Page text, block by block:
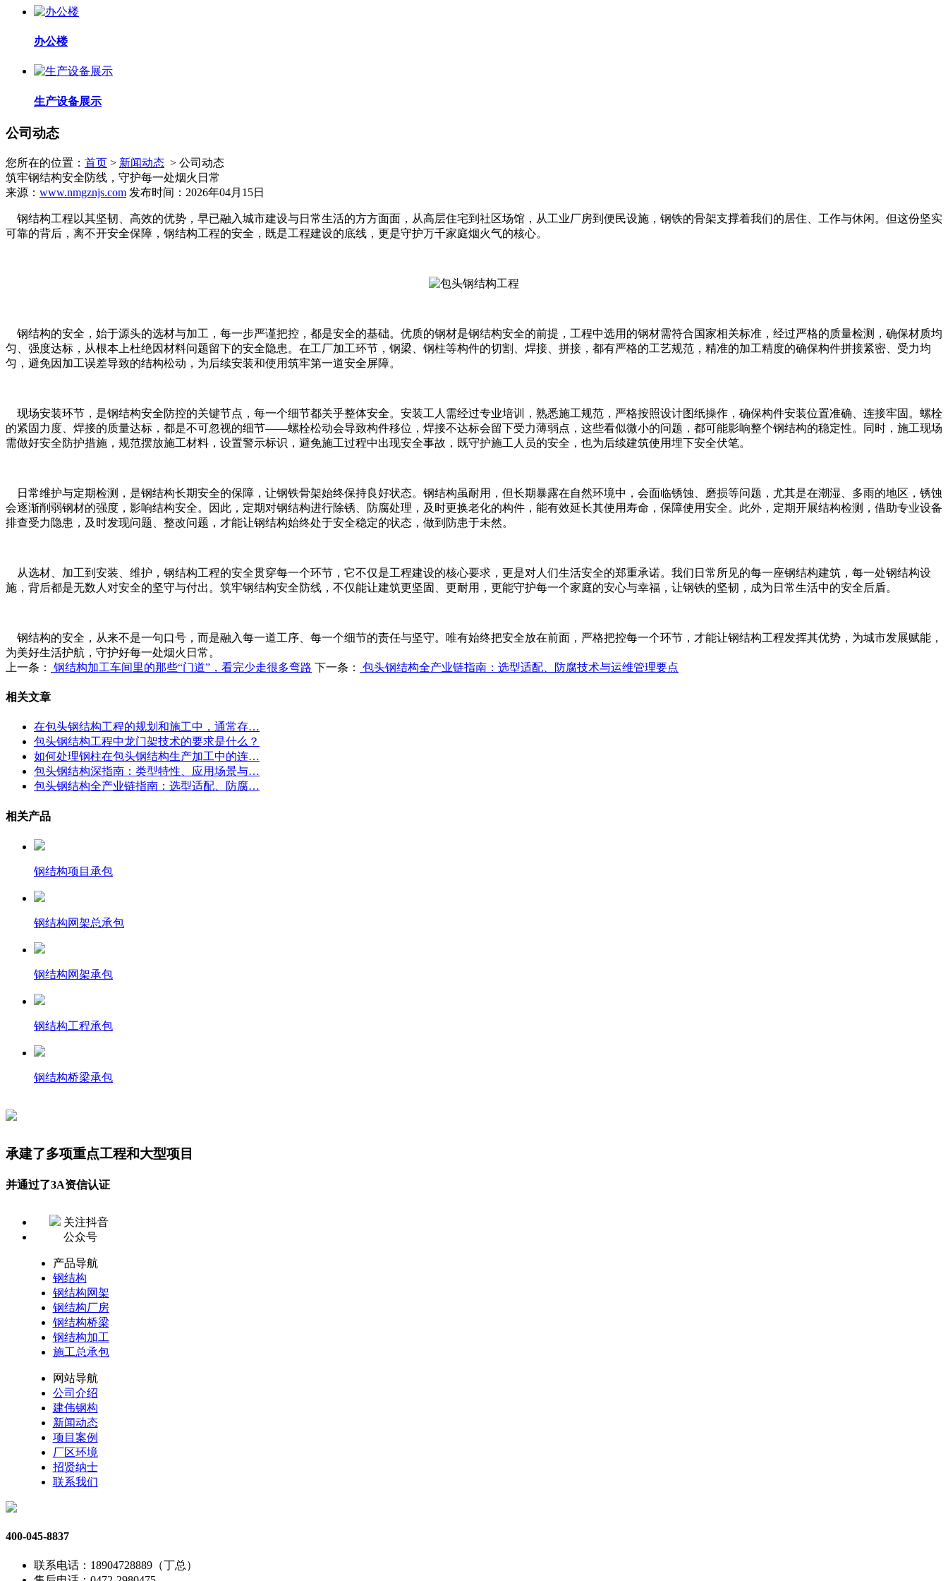
办公楼
生产设备展示
公司动态
您所在的位置： 首页 > 新闻动态 > 公司动态
筑牢钢结构安全防线，守护每一处烟火日常
来源： www.nmgznjs.com 发布时间：2026年04月15日
钢结构工程以其坚韧、高效的优势，早已融入城市建设与日常生活的方方面面，从高层住宅到社区场馆，从工业厂房到便民设施，钢铁的骨架支撑着我们的居住、工作与休闲。但这份坚实
可靠的背后，离不开安全保障，钢结构工程的安全，既是工程建设的底线，更是守护万千家庭烟火气的核心。
钢结构的安全，始于源头的选材与加工，每一步严谨把控，都是安全的基础。优质的钢材是钢结构安全的前提，工程中选用的钢材需符合国家相关标准，经过严格的质量检测，确保材质均
匀、强度达标，从根本上杜绝因材料问题留下的安全隐患。在工厂加工环节，钢梁、钢柱等构件的切割、焊接、拼接，都有严格的工艺规范，精准的加工精度的确保构件拼接紧密、受力均
匀，避免因加工误差导致的结构松动，为后续安装和使用筑牢第一道安全屏障。
现场安装环节，是钢结构安全防控的关键节点，每一个细节都关乎整体安全。安装工人需经过专业培训，熟悉施工规范，严格按照设计图纸操作，确保构件安装位置准确、连接牢固。螺栓
的紧固力度、焊接的质量达标，都是不可忽视的细节——螺栓松动会导致构件移位，焊接不达标会留下受力薄弱点，这些看似微小的问题，都可能影响整个钢结构的稳定性。同时，施工现场
需做好安全防护措施，规范摆放施工材料，设置警示标识，避免施工过程中出现安全事故，既守护施工人员的安全，也为后续建筑使用埋下安全伏笔。
日常维护与定期检测，是钢结构长期安全的保障，让钢铁骨架始终保持良好状态。钢结构虽耐用，但长期暴露在自然环境中，会面临锈蚀、磨损等问题，尤其是在潮湿、多雨的地区，锈蚀
会逐渐削弱钢材的强度，影响结构安全。因此，定期对钢结构进行除锈、防腐处理，及时更换老化的构件，能有效延长其使用寿命，保障使用安全。此外，定期开展结构检测，借助专业设备
排查受力隐患，及时发现问题、整改问题，才能让钢结构始终处于安全稳定的状态，做到防患于未然。
从选材、加工到安装、维护，钢结构工程的安全贯穿每一个环节，它不仅是工程建设的核心要求，更是对人们生活安全的郑重承诺。我们日常所见的每一座钢结构建筑，每一处钢结构设
施，背后都是无数人对安全的坚守与付出。筑牢钢结构安全防线，不仅能让建筑更坚固、更耐用，更能守护每一个家庭的安心与幸福，让钢铁的坚韧，成为日常生活中的安全后盾。
钢结构的安全，从来不是一句口号，而是融入每一道工序、每一个细节的责任与坚守。唯有始终把安全放在前面，严格把控每一个环节，才能让钢结构工程发挥其优势，为城市发展赋能，
为美好生活护航，守护好每一处烟火日常。
上一条：
钢结构加工车间里的那些“门道”，看完少走很多弯路 下一条： 包头钢结构全产业链指南：选型适配、防腐技术与运维管理要点
相关文章
在包头钢结构工程的规划和施工中，通常存…
包头钢结构工程中龙门架技术的要求是什么？
如何处理钢柱在包头钢结构生产加工中的连…
包头钢结构深指南：类型特性、应用场景与…
包头钢结构全产业链指南：选型适配、防腐…
相关产品
钢结构项目承包
钢结构网架总承包
钢结构网架承包
钢结构工程承包
钢结构桥梁承包
承建了多项重点工程和大型项目
并通过了3A资信认证
关注抖音
公众号
产品导航
钢结构
钢结构网架
钢结构厂房
钢结构桥梁
钢结构加工
施工总承包
网站导航
公司介绍
建伟钢构
新闻动态
项目案例
厂区环境
招贤纳士
联系我们
400-045-8837
联系电话：18904728889（丁总）